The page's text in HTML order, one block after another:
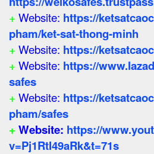
+ Website: https://
pham/ket-sat-thong-minh
+ Website: https://
+ Website: https://
safes
+ Website: https://
pham/safes
+ Website: https://
v=Pj1RtI49aRk&t=71s